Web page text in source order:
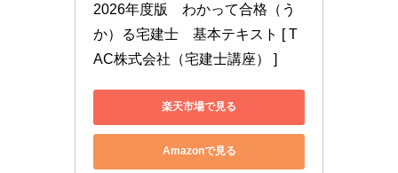
2026年度版　わかって合格（う
か）る宅建士　基本テキスト [ T
AC株式会社（宅建士講座） ]
楽天市場で見る
Amazonで見る